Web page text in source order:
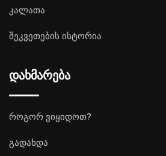
კალათა
შეკვეთების ისტორია
დახმარება
როგორ ვიყიდოთ?
გადახდა